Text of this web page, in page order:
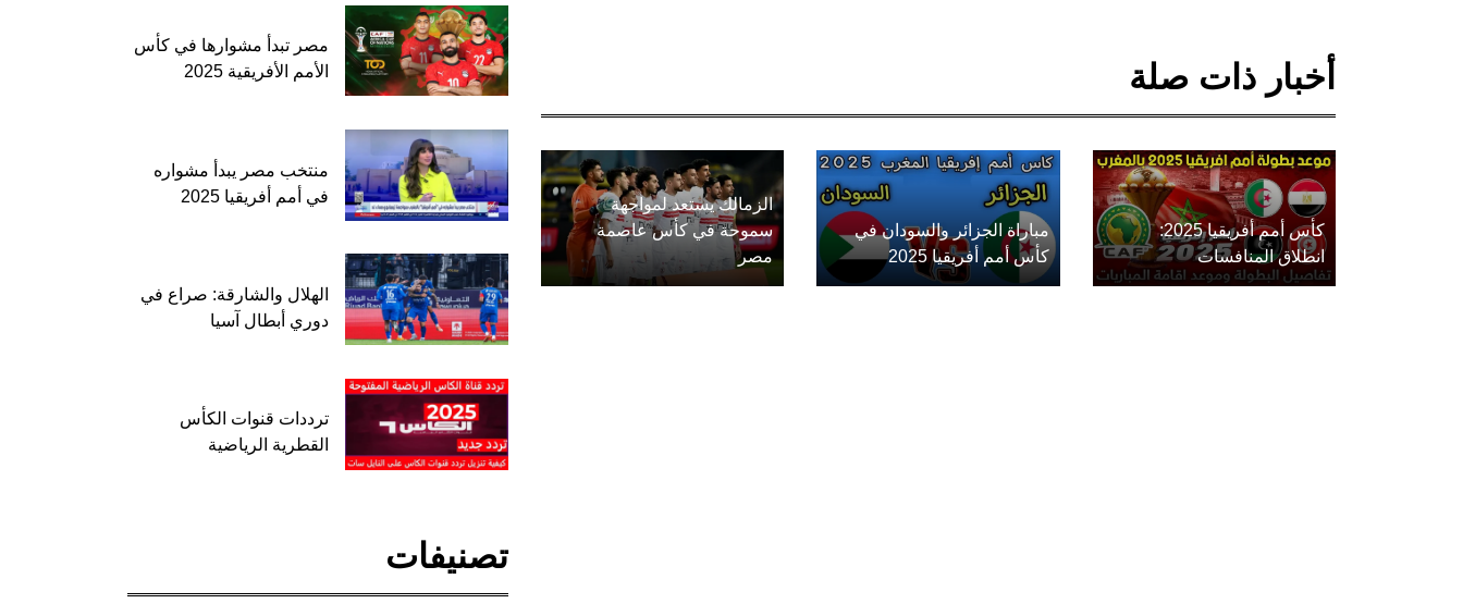
أخبار ذات صلة
كأس أمم أفريقيا 2025:
انطلاق المنافسات
مباراة الجزائر والسودان في
كأس أمم أفريقيا 2025
الزمالك يستعد لمواجهة
سموحة في كأس عاصمة
مصر
مصر تبدأ مشوارها في كأس
الأمم الأفريقية 2025
منتخب مصر يبدأ مشواره
في أمم أفريقيا 2025
الهلال والشارقة: صراع في
دوري أبطال آسيا
ترددات قنوات الكأس
القطرية الرياضية
تصنيفات